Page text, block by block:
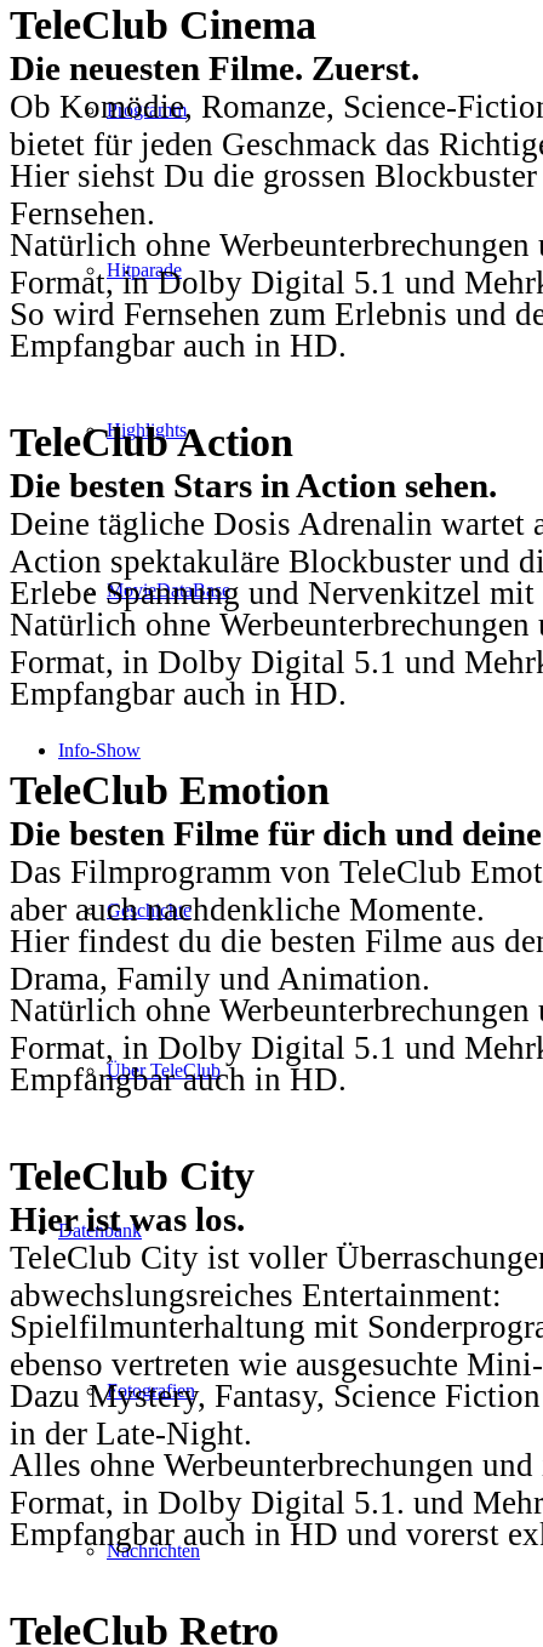
Programm
Hitparade
Highlights
MovieDataBase
Info-Show
Geschichte
Über TeleClub
Datenbank
Fotografien
Nachrichten
TeleClub Cinema
Die neuesten Filme. Zuerst.
Ob Komödie, Romanze, Science-
bietet für jeden Geschmack das
Hier siehst Du die grossen
Fernsehen.
Natürlich ohne
Format, in Dolby Digital 5.1 und
So wird Fernsehen zum Erlebnis und
Empfangbar auch in HD.
TeleClub Action
Die besten Stars in Action sehen.
Deine tägliche Dosis Adrenalin wartet
Action spektakuläre Blockbuster und
Erlebe Spannung und Nervenkitzel
Natürlich ohne
Format, in Dolby Digital 5.1 und
Empfangbar auch in HD.
TeleClub Emotion
Die besten Filme für dich und
Das Filmprogramm von TeleClub
aber auch nachdenkliche Momente.
Hier findest du die besten Filme aus
Drama, Family und Animation.
Natürlich ohne
Format, in Dolby Digital 5.1 und
Empfangbar auch in HD.
TeleClub City
Hier ist was los.
TeleClub City ist voller
abwechslungsreiches Entertainment:
Spielfilmunterhaltung mit
ebenso vertreten wie ausgesuchte
Dazu Mystery, Fantasy, Science
in der Late-Night.
Alles ohne Werbeunterbrechungen
Format, in Dolby Digital 5.1. und
Empfangbar auch in HD und vorerst
TeleClub Retro